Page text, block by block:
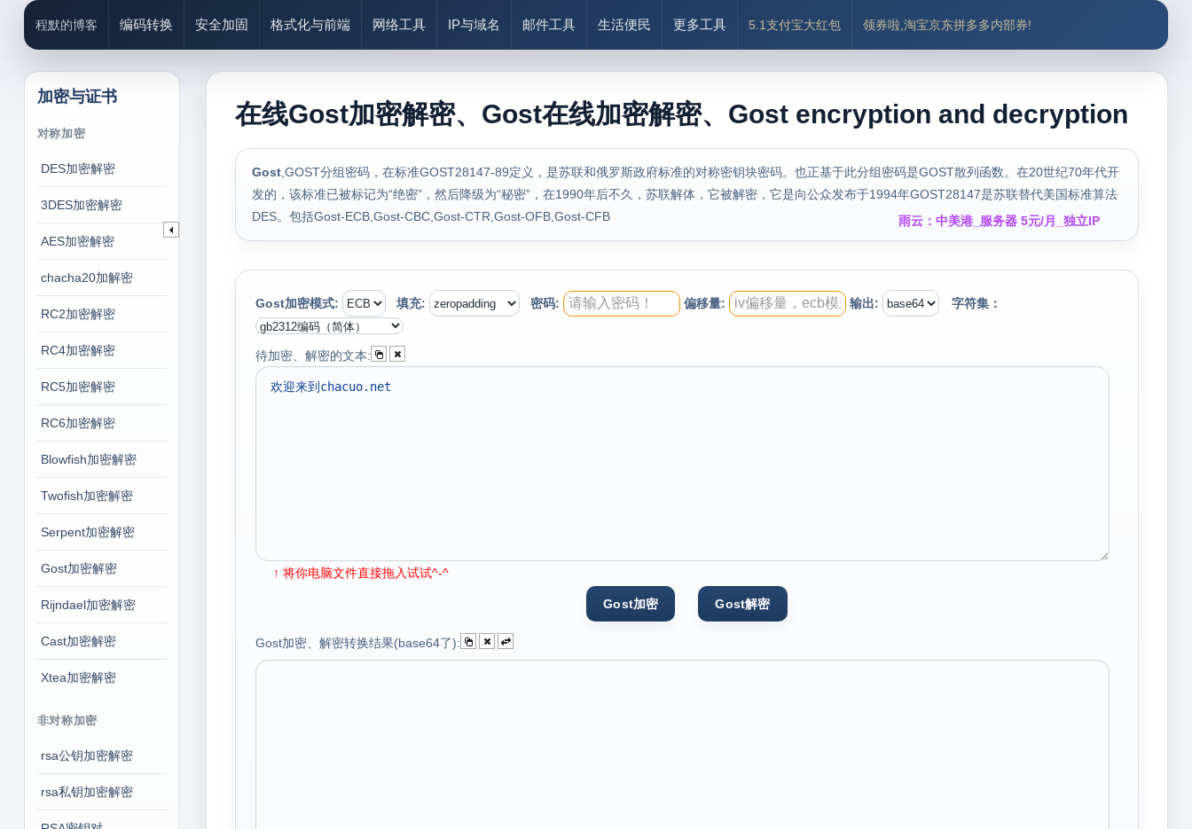
程默的博客 编码转换 安全加固 格式化与前端 网络工具 IP与域名 邮件工具 生活便民 更多工具 5.1支付宝大红包 领券啦,淘宝京东拼多多内部券!
加密与证书
对称加密
DES加密解密
3DES加密解密
AES加密解密
chacha20加解密
RC2加密解密
RC4加密解密
RC5加密解密
RC6加密解密
Blowfish加密解密
Twofish加密解密
Serpent加密解密
Gost加密解密
Rijndael加密解密
Cast加密解密
Xtea加密解密
非对称加密
rsa公钥加密解密
rsa私钥加密解密
在线Gost加密解密、Gost在线加密解密、Gost encryption and decryption
Gost,GOST分组密码，在标准GOST28147-89定义，是苏联和俄罗斯政府标准的对称密钥块密码。也正基于此分组密码是GOST散列函数。在20世纪70年代开
发的，该标准已被标记为“绝密”，然后降级为“秘密”，在1990年后不久，苏联解体，它被解密，它是向公众发布于1994年GOST28147是苏联替代美国标准算法
DES。包括Gost-ECB,Gost-CBC,Gost-CTR,Gost-OFB,Gost-CFB
雨云：中美港_服务器 5元/月_独立IP
Gost加密模式: 填充: 密码: 偏移量: 输出: 字符集：
待加密、解密的文本:
↑ 将你电脑文件直接拖入试试^-^
Gost加密、解密转换结果(base64了):